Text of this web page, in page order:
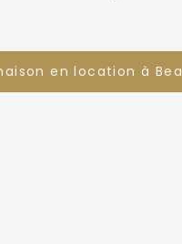
en location à